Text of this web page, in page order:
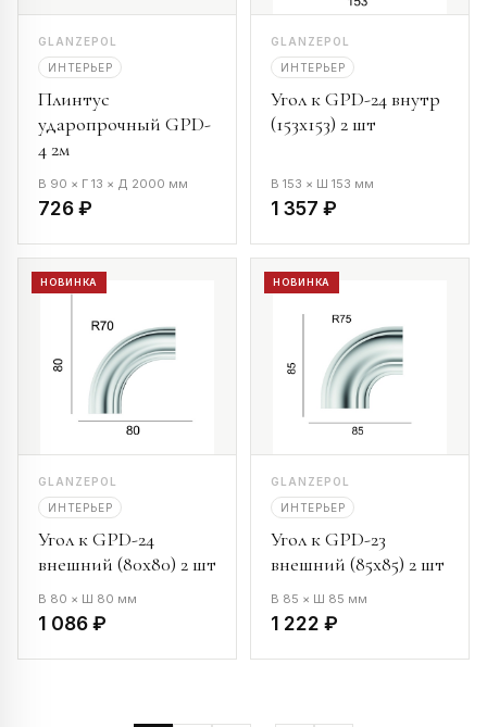
GLANZEPOL
ИНТЕРЬЕР
Плинтус
ударопрочный GPD-
4 2м
В 90 × Г 13 × Д 2000 мм
726 ₽
GLANZEPOL
ИНТЕРЬЕР
Угол к GPD-24 внутр
(153х153) 2 шт
В 153 × Ш 153 мм
1 357 ₽
НОВИНКА
GLANZEPOL
ИНТЕРЬЕР
Угол к GPD-24
внешний (80х80) 2 шт
В 80 × Ш 80 мм
1 086 ₽
НОВИНКА
GLANZEPOL
ИНТЕРЬЕР
Угол к GPD-23
внешний (85х85) 2 шт
В 85 × Ш 85 мм
1 222 ₽